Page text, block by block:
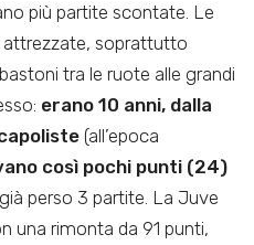
più partite scontate. Le
attrezzate, soprattutto
tra le ruote alle grandi
erano 10 anni, dalla
(all’epoca
così pochi punti (24)
perso 3 partite. La Juve
una rimonta da 91 punti,